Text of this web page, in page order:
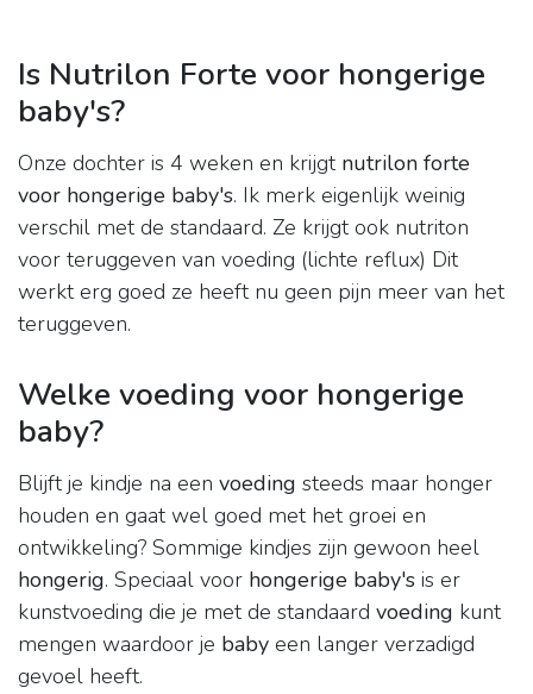
Is Nutrilon Forte voor hongerige
baby's?
Onze dochter is 4 weken en krijgt nutrilon forte
voor hongerige baby's. Ik merk eigenlijk weinig
verschil met de standaard. Ze krijgt ook nutriton
voor teruggeven van voeding (lichte reflux) Dit
werkt erg goed ze heeft nu geen pijn meer van het
teruggeven.
Welke voeding voor hongerige
baby?
Blijft je kindje na een voeding steeds maar honger
houden en gaat wel goed met het groei en
ontwikkeling? Sommige kindjes zijn gewoon heel
hongerig. Speciaal voor hongerige baby's is er
kunstvoeding die je met de standaard voeding kunt
mengen waardoor je baby een langer verzadigd
gevoel heeft.